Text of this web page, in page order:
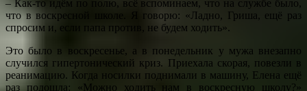
– Как-то идём по полю, всё вспоминаем, что на службе было,
что в воскресной школе. Я говорю: «Ладно, Гриша, ещё раз
спросим и, если папа против, не будем ходить».
Это было в воскресенье, а в понедельник у мужа внезапно
случился гипертонический криз. Приехала скорая, повезли в
реанимацию. Когда носилки поднимали в машину, Елена ещё
раз подошла: «Можно ходить нам в воскресную школу?»